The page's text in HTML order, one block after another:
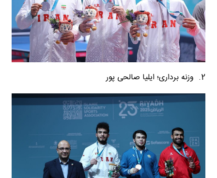
2. وزنه برداری؛ ایلیا صالحی پور